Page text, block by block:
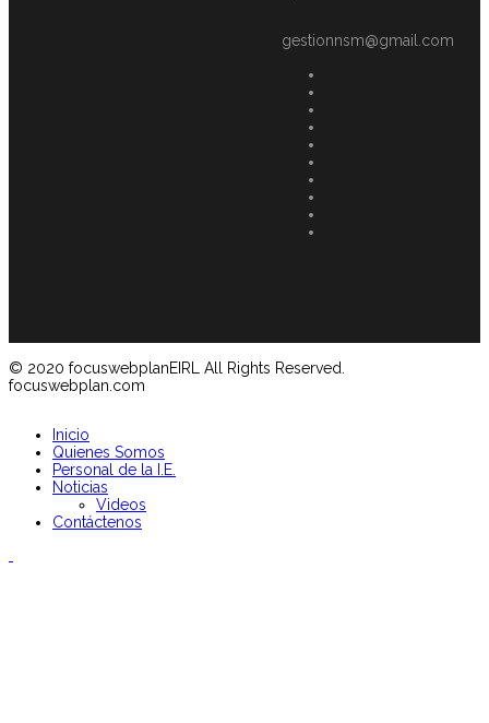
gestionnsm@gmail.com
© 2020 focuswebplanEIRL All Rights Reserved.
focuswebplan.com
Inicio
Quienes Somos
Personal de la I.E.
Noticias
Videos
Contáctenos